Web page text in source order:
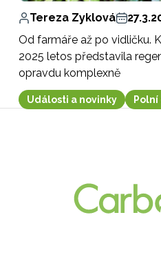
Tereza Zyklová
Od farmáře až po vidličku.
2025 letos představila
opravdu komplexně
Události a novinky Polní